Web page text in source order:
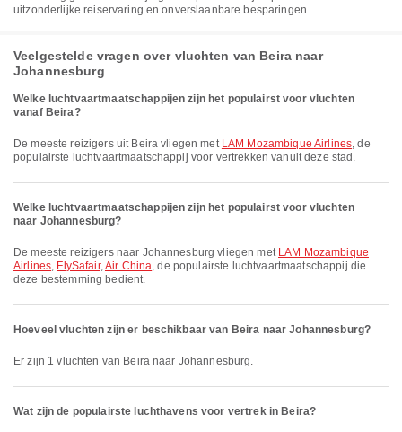
uitzonderlijke reiservaring en onverslaanbare besparingen.
Veelgestelde vragen over vluchten van Beira naar
Johannesburg
Welke luchtvaartmaatschappijen zijn het populairst voor vluchten
vanaf Beira?
De meeste reizigers uit Beira vliegen met LAM Mozambique Airlines, de
populairste luchtvaartmaatschappij voor vertrekken vanuit deze stad.
Welke luchtvaartmaatschappijen zijn het populairst voor vluchten
naar Johannesburg?
De meeste reizigers naar Johannesburg vliegen met LAM Mozambique
Airlines, FlySafair,Air China, de populairste luchtvaartmaatschappij die
deze bestemming bedient.
Hoeveel vluchten zijn er beschikbaar van Beira naar Johannesburg?
Er zijn 1 vluchten van Beira naar Johannesburg.
Wat zijn de populairste luchthavens voor vertrek in Beira?